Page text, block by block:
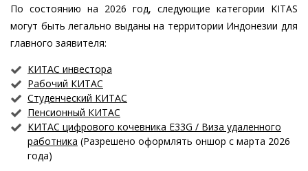
По состоянию на 2026 год, следующие категории KITAS
могут быть легально выданы на территории Индонезии для
главного заявителя:
КИТАС инвестора
Рабочий КИТАС
Студенческий КИТАС
Пенсионный КИТАС
КИТАС цифрового кочевника E33G / Виза удаленного
работника (Разрешено оформлять оншор с марта 2026
года)